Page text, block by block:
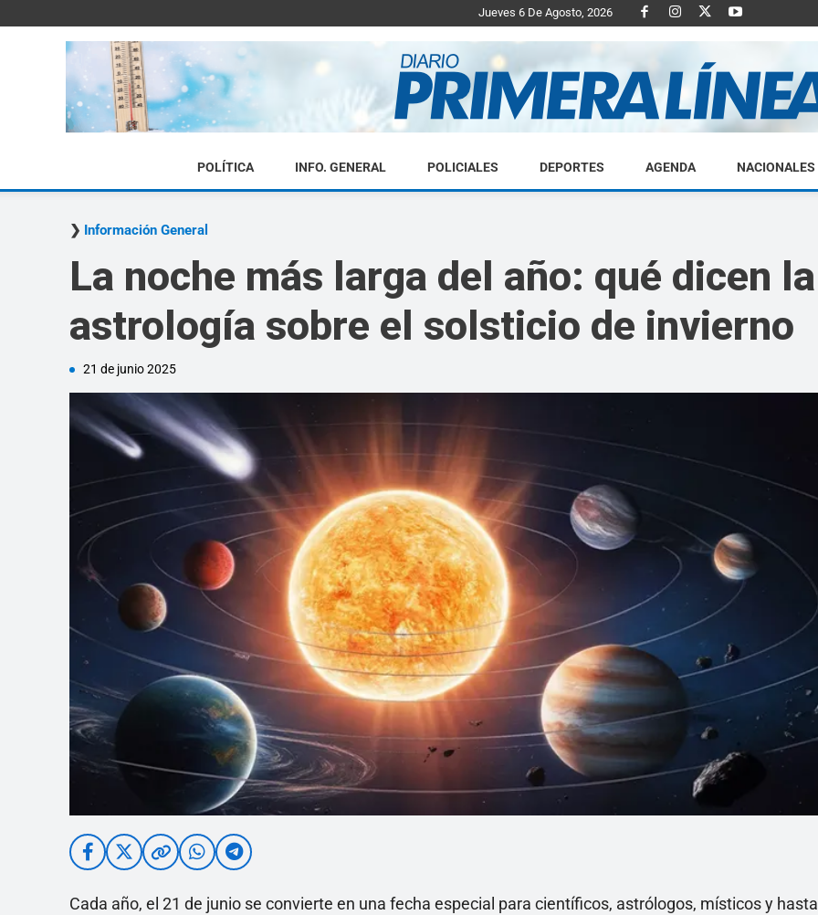
Jueves 6 De Agosto, 2026
Diario
Primera
POLÍTICA INFO. GENERAL POLICIALES DEPORTES AGENDA NACIONALES
Información General
La noche más larga del año: qué dicen
astrología sobre el solsticio de invierno
21 de junio 2025
Cada año, el 21 de junio se convierte en una fecha especial para científicos, astrólogos, místicos y hasta